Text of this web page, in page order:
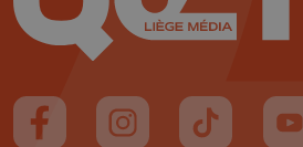
Suivez-nous sur FaceBook
Suivez-nous sur
Suivez-